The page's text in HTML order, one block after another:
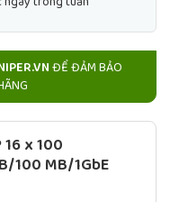
ĐỂ ĐẢM BẢO
16 x 100
100 MB/1GbE